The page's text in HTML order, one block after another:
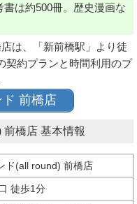
は約500冊。歴史漫画な
は、「新前橋駅」より徒
契約プランと時間利用のプ
前橋店
橋店 基本情報
ド(all round) 前橋店
徒歩1分